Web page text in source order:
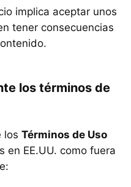
implica aceptar unos
tener consecuencias
los términos de
los Términos de Uso
en EE.UU. como fuera